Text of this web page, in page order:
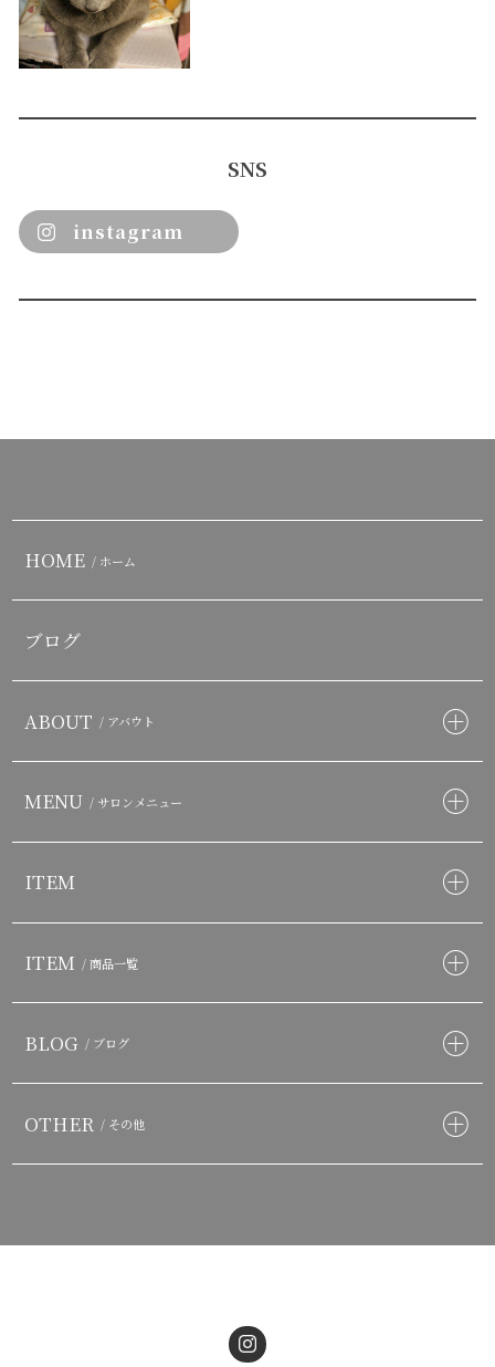
SNS
instagram
HOME / ホーム
ブログ
ABOUT / アバウト
MENU / サロンメニュー
ITEM
ITEM / 商品一覧
BLOG / ブログ
OTHER / その他